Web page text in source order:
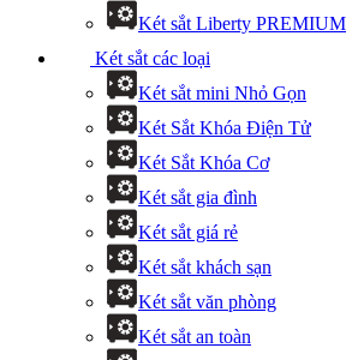
Két sắt Liberty PREMIUM
Két sắt các loại
Két sắt mini Nhỏ Gọn
Két Sắt Khóa Điện Tử
Két Sắt Khóa Cơ
Két sắt gia đình
Két sắt giá rẻ
Két sắt khách sạn
Két sắt văn phòng
Két sắt an toàn